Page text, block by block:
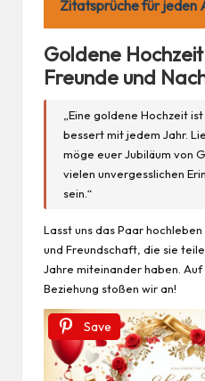
Zitatsprüche für jeden
Goldene
Freunde und
„Eine goldene Hochzeit
bessert mit jedem Jahr.
möge euer Jubiläum von
vielen unvergesslichen
sein.“
Lasst uns das Paar
und Freundschaft, die sie
Jahre miteinander haben.
Beziehung stoßen wir an!
Save